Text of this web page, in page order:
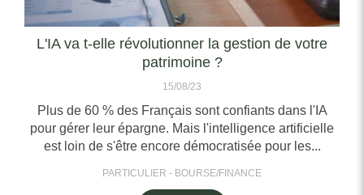
L'IA va t-elle révolutionner la gestion de votre
patrimoine ?
15/08/23
Plus de 60 % des Français sont confiants dans l'IA
pour gérer leur épargne. Mais l'intelligence artificielle
est loin de s'être encore démocratisée pour les...
PARTICULIER - BOURSE/FINANCE